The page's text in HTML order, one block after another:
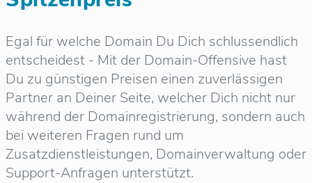
Egal für welche Domain Du Dich schlussendlich
entscheidest - Mit der Domain-Offensive hast
Du zu günstigen Preisen einen zuverlässigen
Partner an Deiner Seite, welcher Dich nicht nur
während der Domainregistrierung, sondern auch
bei weiteren Fragen rund um
Zusatzdienstleistungen, Domainverwaltung oder
Support-Anfragen unterstützt.